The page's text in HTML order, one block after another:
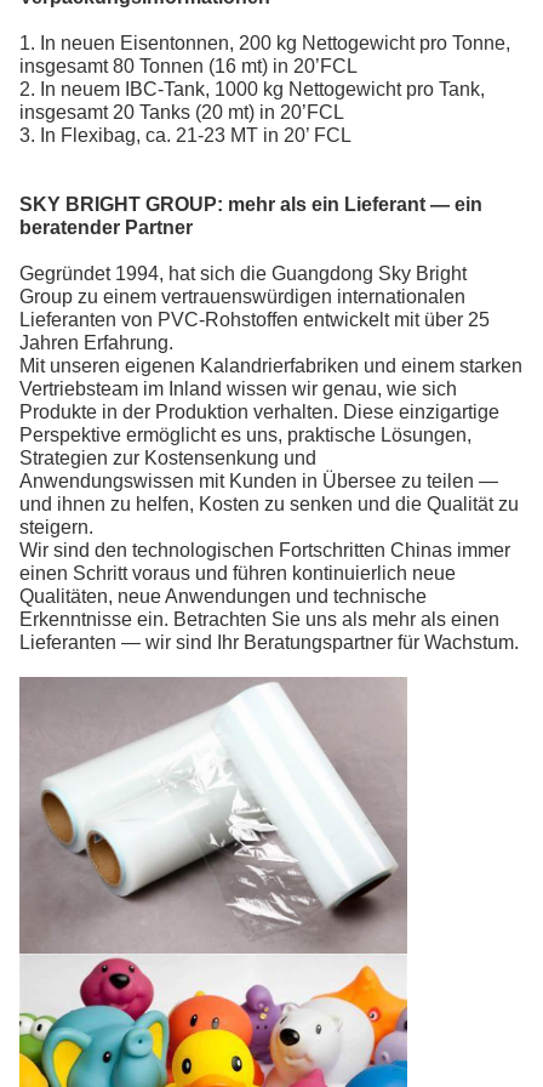
1. In neuen Eisentonnen, 200 kg Nettogewicht pro Tonne,
insgesamt 80 Tonnen (16 mt) in 20’FCL
2. In neuem IBC-Tank, 1000 kg Nettogewicht pro Tank,
insgesamt 20 Tanks (20 mt) in 20’FCL
3. In Flexibag, ca. 21-23 MT in 20’ FCL
SKY BRIGHT GROUP: mehr als ein Lieferant — ein
beratender Partner
Gegründet 1994, hat sich die Guangdong Sky Bright
Group zu einem vertrauenswürdigen internationalen
Lieferanten von PVC-Rohstoffen entwickelt mit über 25
Jahren Erfahrung.
Mit unseren eigenen Kalandrierfabriken und einem starken
Vertriebsteam im Inland wissen wir genau, wie sich
Produkte in der Produktion verhalten. Diese einzigartige
Perspektive ermöglicht es uns, praktische Lösungen,
Strategien zur Kostensenkung und
Anwendungswissen mit Kunden in Übersee zu teilen —
und ihnen zu helfen, Kosten zu senken und die Qualität zu
steigern.
Wir sind den technologischen Fortschritten Chinas immer
einen Schritt voraus und führen kontinuierlich neue
Qualitäten, neue Anwendungen und technische
Erkenntnisse ein. Betrachten Sie uns als mehr als einen
Lieferanten — wir sind Ihr Beratungspartner für Wachstum.